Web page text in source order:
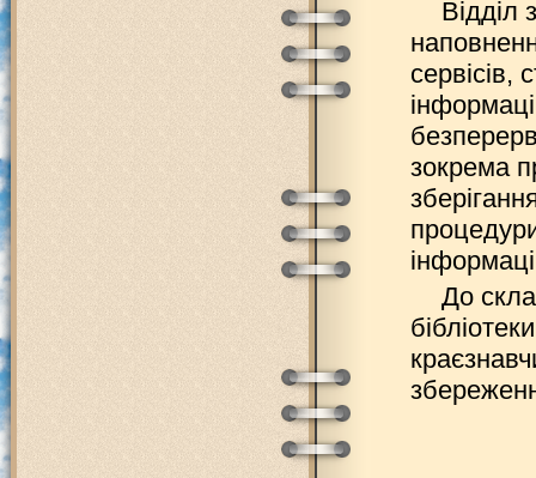
Відділ
сервісів,
зокрема
До